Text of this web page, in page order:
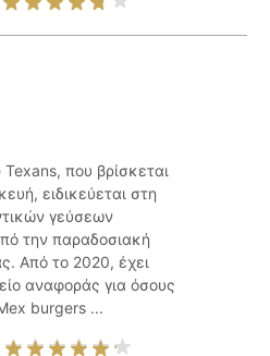
που βρίσκεται
ειδικεύεται στη
γεύσεων
την παραδοσιακή
Από το 2020, έχει
αναφοράς για όσους
burgers ...